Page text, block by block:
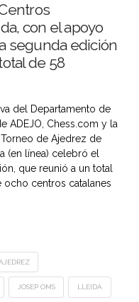
con el apoyo
segunda edición
de 58
del Departamento de
ADEJO, Chess.com y la
de Ajedrez de
(en línea) celebró el
que reunió a un total
ocho centros catalanes
AJEDREZ
JOSEP OMS LLEIDA